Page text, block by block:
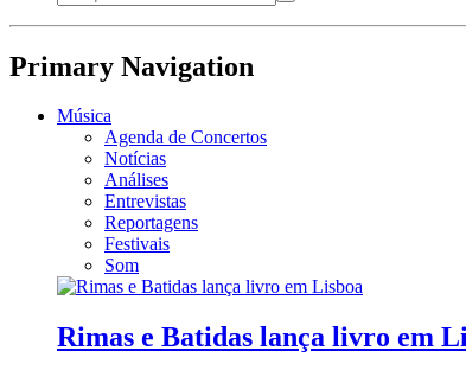
Primary Navigation
Música
Agenda de Concertos
Notícias
Análises
Entrevistas
Reportagens
Festivais
Som
Rimas e Batidas lança livro em